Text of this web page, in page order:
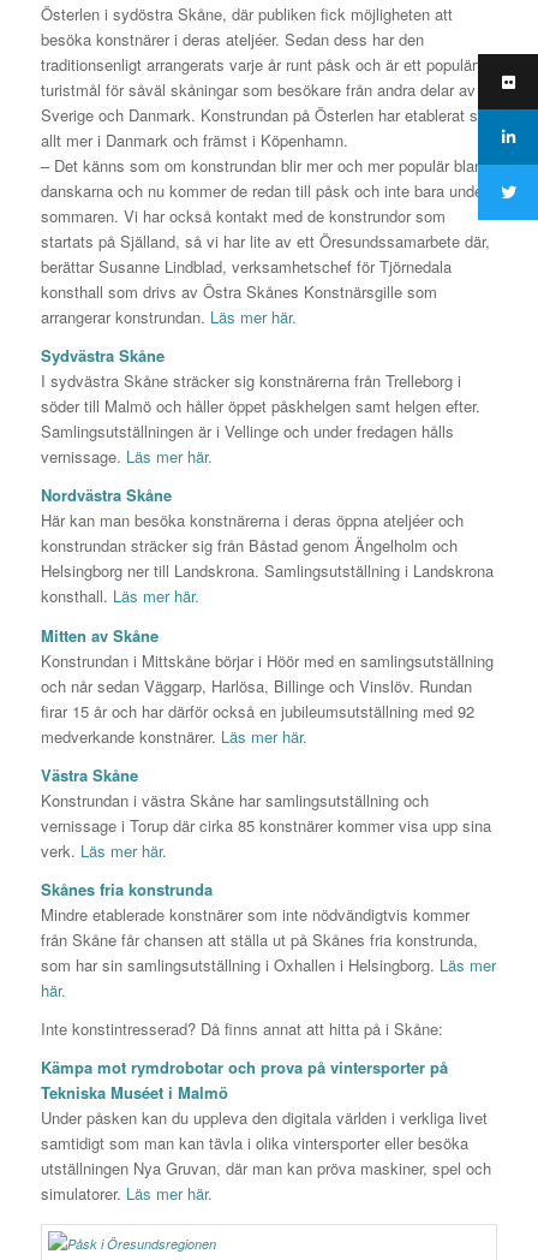
Österlen i sydöstra Skåne, där publiken fick möjligheten att
besöka konstnärer i deras ateljéer. Sedan dess har den
traditionsenligt arrangerats varje år runt påsk och är ett populärt
turistmål för såväl skåningar som besökare från andra delar av
Sverige och Danmark. Konstrundan på Österlen har etablerat sig
allt mer i Danmark och främst i Köpenhamn.
– Det känns som om konstrundan blir mer och mer populär bland
danskarna och nu kommer de redan till påsk och inte bara under
sommaren. Vi har också kontakt med de konstrundor som
startats på Själland, så vi har lite av ett Öresundssamarbete där,
berättar Susanne Lindblad, verksamhetschef för Tjörnedala
konsthall som drivs av Östra Skånes Konstnärsgille som
arrangerar konstrundan. Läs mer här.
Sydvästra Skåne
I sydvästra Skåne sträcker sig konstnärerna från Trelleborg i
söder till Malmö och håller öppet påskhelgen samt helgen efter.
Samlingsutställningen är i Vellinge och under fredagen hålls
vernissage. Läs mer här.
Nordvästra Skåne
Här kan man besöka konstnärerna i deras öppna ateljéer och
konstrundan sträcker sig från Båstad genom Ängelholm och
Helsingborg ner till Landskrona. Samlingsutställning i Landskrona
konsthall. Läs mer här.
Mitten av Skåne
Konstrundan i Mittskåne börjar i Höör med en samlingsutställning
och når sedan Väggarp, Harlösa, Billinge och Vinslöv. Rundan
firar 15 år och har därför också en jubileumsutställning med 92
medverkande konstnärer. Läs mer här.
Västra Skåne
Konstrundan i västra Skåne har samlingsutställning och
vernissage i Torup där cirka 85 konstnärer kommer visa upp sina
verk. Läs mer här.
Skånes fria konstrunda
Mindre etablerade konstnärer som inte nödvändigtvis kommer
från Skåne får chansen att ställa ut på Skånes fria konstrunda,
som har sin samlingsutställning i Oxhallen i Helsingborg. Läs mer
här.
Inte konstintresserad? Då finns annat att hitta på i Skåne:
Kämpa mot rymdrobotar och prova på vintersporter på
Tekniska Muséet i Malmö
Under påsken kan du uppleva den digitala världen i verkliga livet
samtidigt som man kan tävla i olika vintersporter eller besöka
utställningen Nya Gruvan, där man kan pröva maskiner, spel och
simulatorer. Läs mer här.